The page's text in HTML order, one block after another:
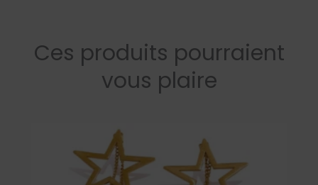
Ces produits pourraient
vous plaire